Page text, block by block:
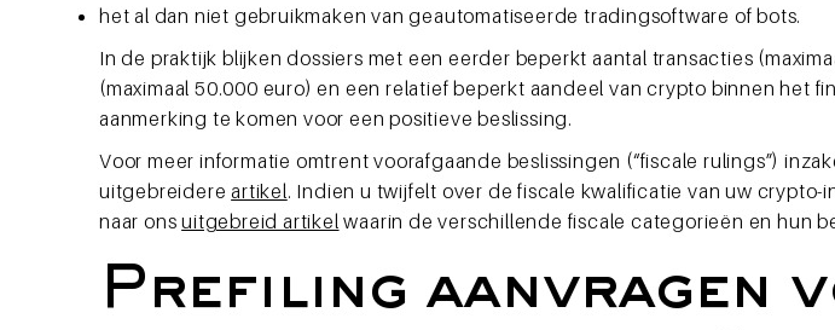
het al dan niet gebruikmaken van geautomatiseerde tradingsoftware of bots.
In de praktijk blijken dossiers met een eerder beperkt aantal transacties
(maximaal 50.000 euro) en een relatief beperkt aandeel van crypto binnen het
aanmerking te komen voor een positieve beslissing.
Voor meer informatie omtrent voorafgaande beslissingen (“fiscale rulings”)
uitgebreidereartikel. Indien u twijfelt over de fiscale kwalificatie van uw
naar onsuitgebreid artikel waarin de verschillende fiscale categorieën en hun
Prefiling aanvragen